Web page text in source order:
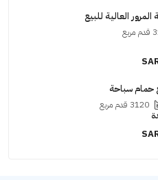
العالية للبيع
قدم مربع
سباحة
3120 قدم مربع